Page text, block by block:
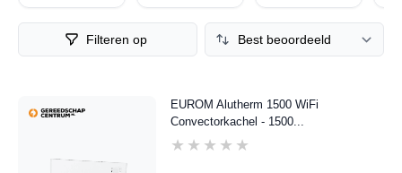
Filteren op
EUROM Alutherm 1500 WiFi
Convectorkachel - 1500...
★★★★★
★★★★★